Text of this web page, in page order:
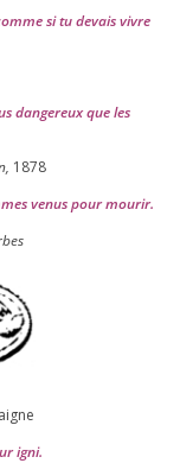
si tu devais vivre
dan­ge­reux que les
1878
venus pour mourir.
igni.